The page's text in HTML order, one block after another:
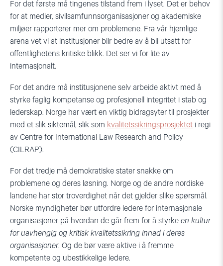
For det første må tingenes tilstand frem i lyset. Det er behov
for at medier, sivilsamfunnsorganisasjoner og akademiske
miljøer rapporterer mer om problemene. Fra vår hjemlige
arena vet vi at institusjoner blir bedre av å bli utsatt for
offentlighetens kritiske blikk. Det ser vi for lite av
internasjonalt.
For det andre må institusjonene selv arbeide aktivt med å
styrke faglig kompetanse og profesjonell integritet i stab og
lederskap. Norge har vært en viktig bidragsyter til prosjekter
med et slik siktemål, slik som kvalitetssikringsprosjektet i regi
av Centre for International Law Research and Policy
(CILRAP).
For det tredje må demokratiske stater snakke om
problemene og deres løsning. Norge og de andre nordiske
landene har stor troverdighet når det gjelder slike spørsmål.
Norske myndigheter bør utfordre ledere for internasjonale
organisasjoner på hvordan de går frem for å styrke en kultur
for uavhengig og kritisk kvalitetssikring innad i deres
organisasjoner. Og de bør være aktive i å fremme
kompetente og ubestikkelige ledere.